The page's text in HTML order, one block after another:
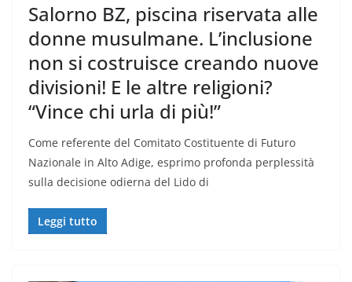
Salorno BZ, piscina riservata alle
donne musulmane. L’inclusione
non si costruisce creando nuove
divisioni! E le altre religioni?
“Vince chi urla di più!”
Come referente del Comitato Costituente di Futuro
Nazionale in Alto Adige, esprimo profonda perplessità
sulla decisione odierna del Lido di
Leggi tutto